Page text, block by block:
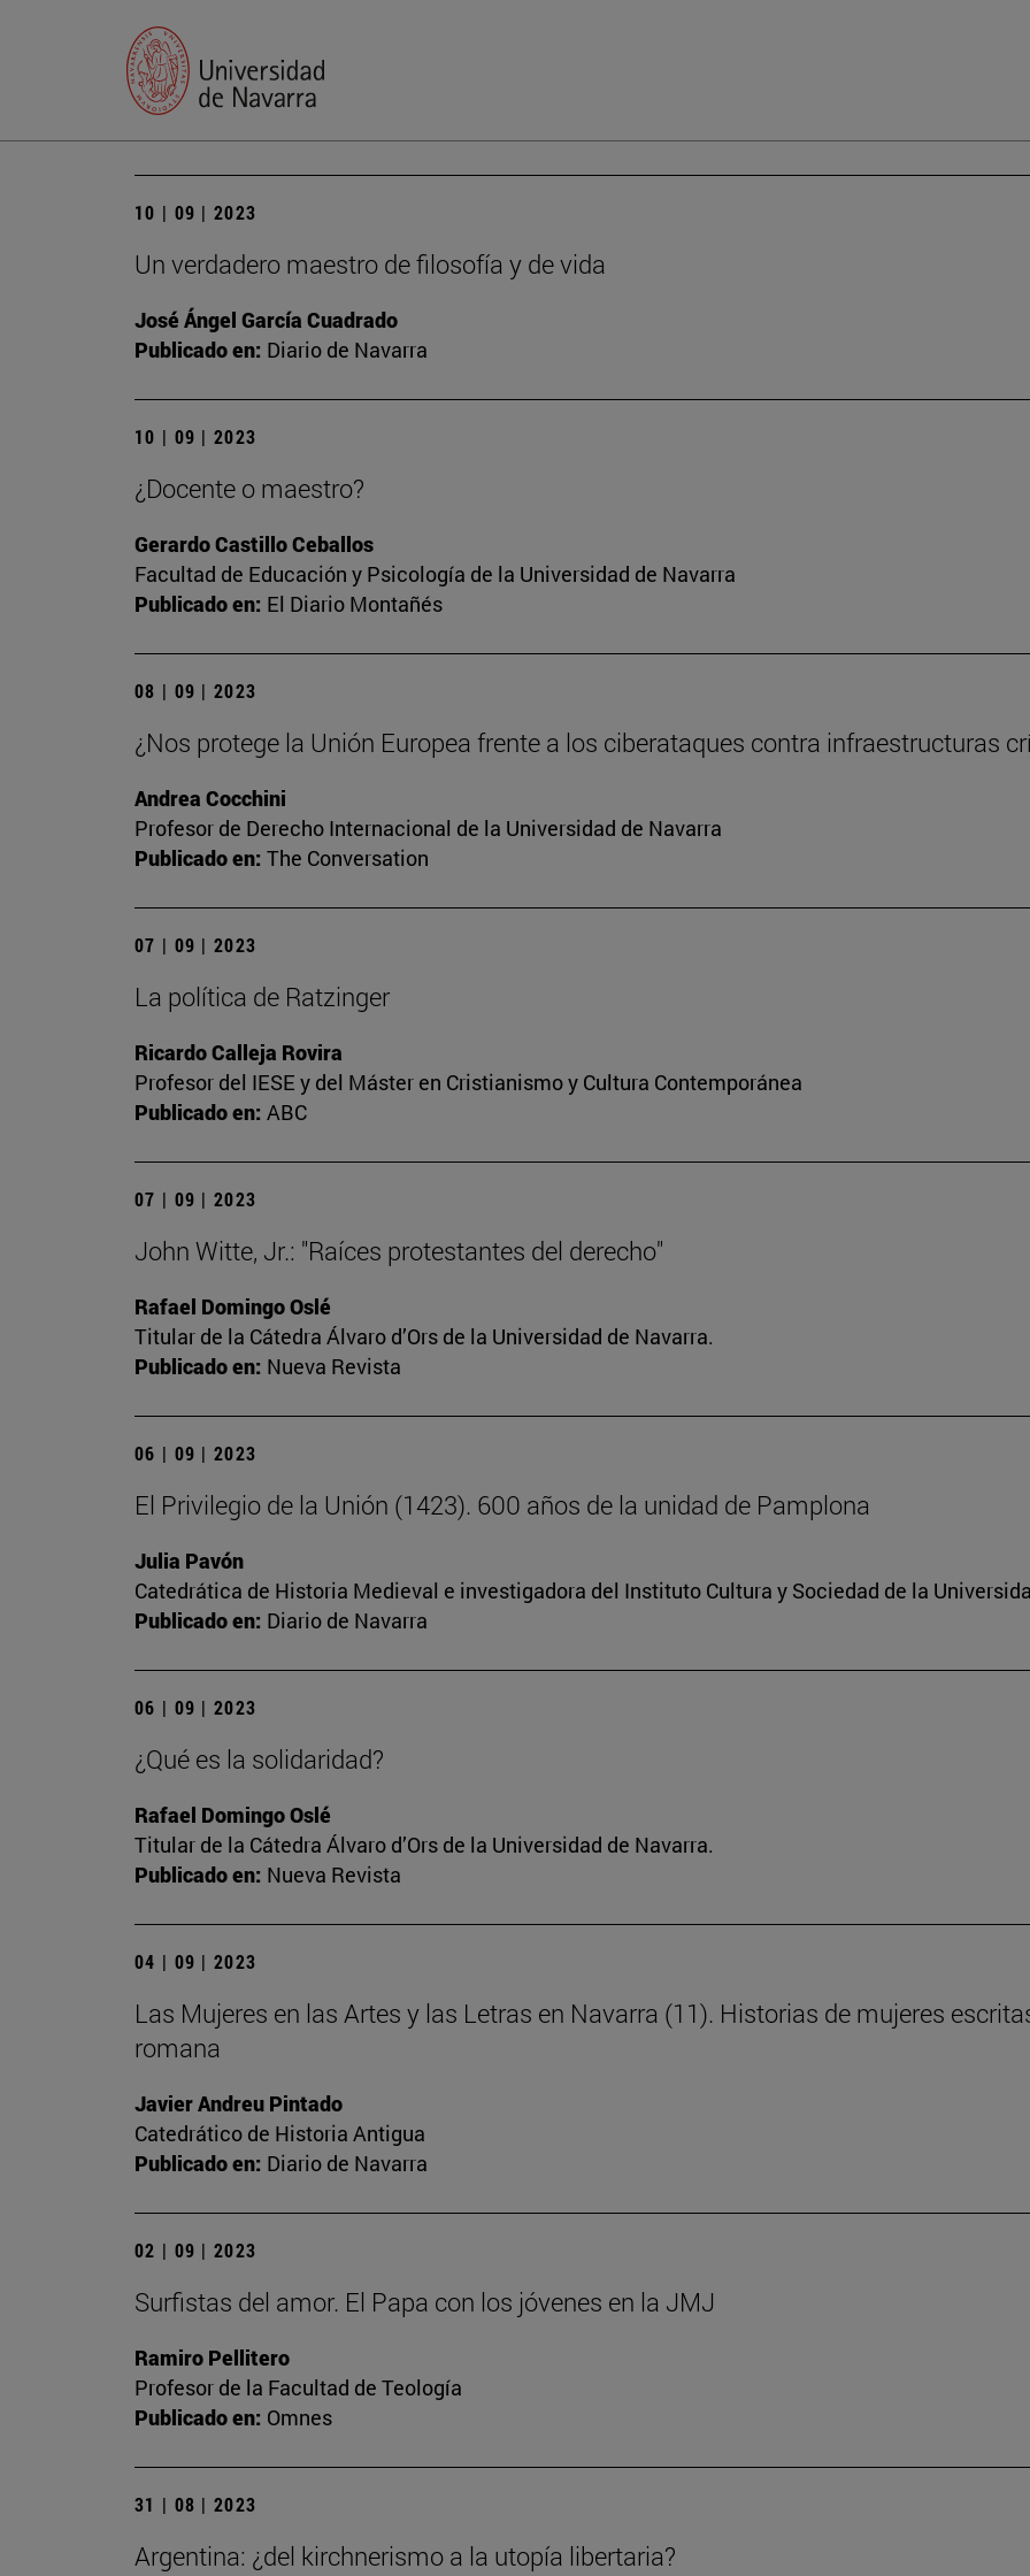
10 | 09 | 2023
Un verdadero maestro de filosofía y de vida
José Ángel García Cuadrado
Publicado en: Diario de Navarra
10 | 09 | 2023
¿Docente o maestro?
Gerardo Castillo Ceballos
Facultad de Educación y Psicología de la Universidad de Navarra
Publicado en: El Diario Montañés
08 | 09 | 2023
¿Nos protege la Unión Europea frente a los ciberataques contra infraestructuras
Andrea Cocchini
Profesor de Derecho Internacional de la Universidad de Navarra
Publicado en: The Conversation
07 | 09 | 2023
La política de Ratzinger
Ricardo Calleja Rovira
Profesor del IESE y del Máster en Cristianismo y Cultura Contemporánea
Publicado en: ABC
07 | 09 | 2023
John Witte, Jr.: "Raíces protestantes del derecho"
Rafael Domingo Oslé
Titular de la Cátedra Álvaro d’Ors de la Universidad de Navarra.
Publicado en: Nueva Revista
06 | 09 | 2023
El Privilegio de la Unión (1423). 600 años de la unidad de Pamplona
Julia Pavón
Catedrática de Historia Medieval e investigadora del Instituto Cultura y Sociedad de la
Publicado en: Diario de Navarra
06 | 09 | 2023
¿Qué es la solidaridad?
Rafael Domingo Oslé
Titular de la Cátedra Álvaro d’Ors de la Universidad de Navarra.
Publicado en: Nueva Revista
04 | 09 | 2023
Las Mujeres en las Artes y las Letras en Navarra (11). Historias de mujeres
romana
Javier Andreu Pintado
Catedrático de Historia Antigua
Publicado en: Diario de Navarra
02 | 09 | 2023
Surfistas del amor. El Papa con los jóvenes en la JMJ
Ramiro Pellitero
Profesor de la Facultad de Teología
Publicado en: Omnes
31 | 08 | 2023
Argentina: ¿del kirchnerismo a la utopía libertaria?